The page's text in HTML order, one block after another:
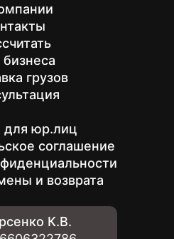
грузов
для юр.лиц
соглашение
и возврата
К.В.